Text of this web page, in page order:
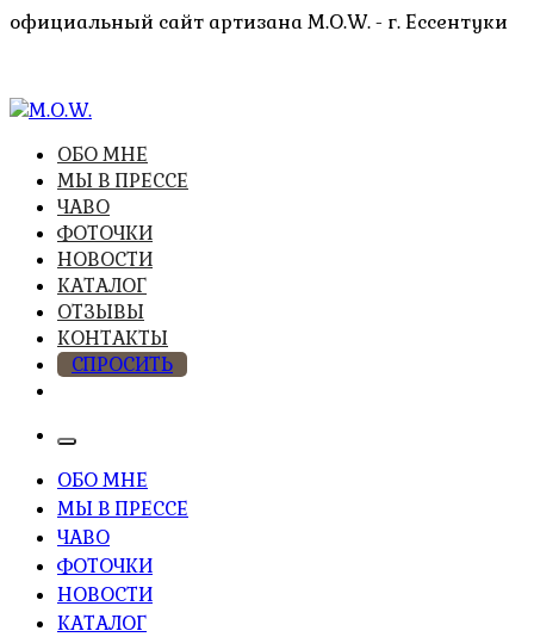
Перейти
официальный сайт артизана M.O.W. - г. Ессентуки
M.O.W.
высочайшее качество из натуральных компонентов
ОБО МНЕ
МЫ В ПРЕССЕ
ЧАВО
ФОТОЧКИ
НОВОСТИ
КАТАЛОГ
ОТЗЫВЫ
КОНТАКТЫ
СПРОСИТЬ
ОБО МНЕ
МЫ В ПРЕССЕ
ЧАВО
ФОТОЧКИ
НОВОСТИ
КАТАЛОГ